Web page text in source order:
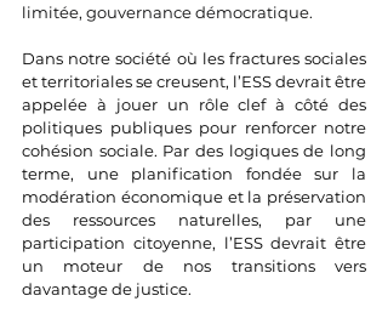
limitée, gouvernance démocratique.
Dans notre société où les fractures sociales
et territoriales se creusent, l’ESS devrait être
appelée à jouer un rôle clef à côté des
politiques publiques pour renforcer notre
cohésion sociale. Par des logiques de long
terme, une planification fondée sur la
modération économique et la préservation
des ressources naturelles, par une
participation citoyenne, l’ESS devrait être
un moteur de nos transitions vers
davantage de justice.